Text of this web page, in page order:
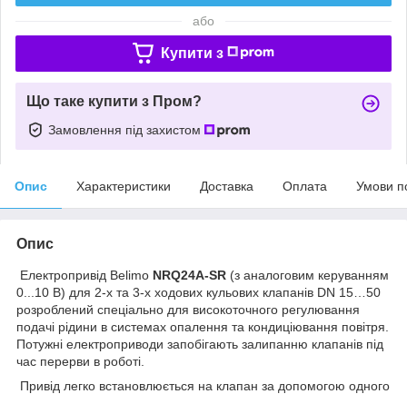
або
Купити з
Що таке купити з Пром?
Замовлення під захистом
Опис Характеристики Доставка Оплата Умови
Опис
Електропривід Belimo NRQ24A-SR (з аналоговим керуванням
0...10 В) для 2-х та 3-х ходових кульових клапанів DN 15…50
розроблений спеціально для високоточного регулювання
подачі рідини в системах опалення та кондиціювання повітря.
Потужні електроприводи запобігають залипанню клапанів під
час перерви в роботі.
Привід легко встановлюється на клапан за допомогою одного